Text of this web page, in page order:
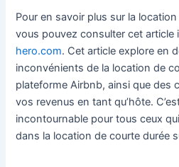
Pour en savoir plus sur la
vous pouvez consulter cet
hero.com. Cet article explore en
inconvénients de la location de
plateforme Airbnb, ainsi que des
vos revenus en tant qu’hôte.
incontournable pour tous ceux
dans la location de courte durée